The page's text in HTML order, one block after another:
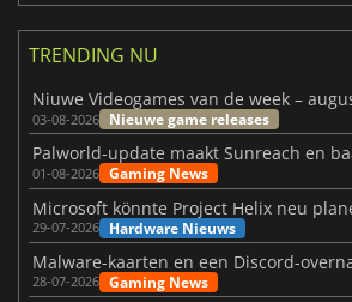
TRENDING NU
03-08-2026 Nieuwe game releases
01-08-2026 Gaming News
29-07-2026 Hardware Nieuws
28-07-2026 Gaming News